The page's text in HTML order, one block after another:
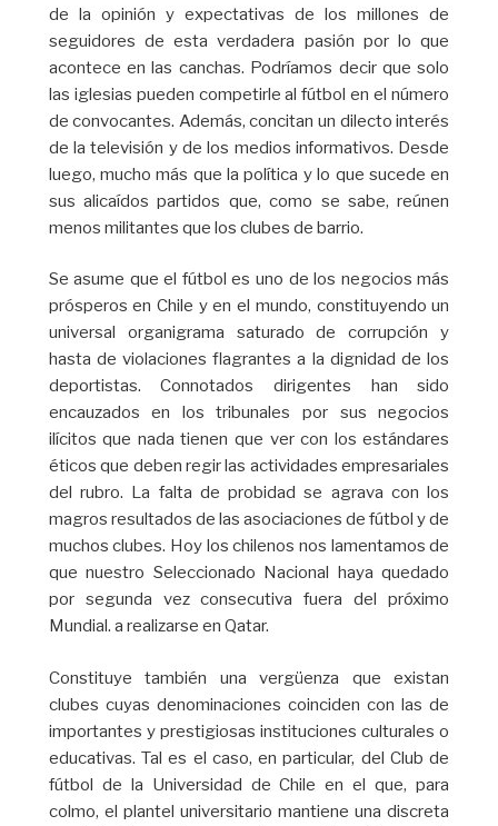
de la opinión y expectativas de los millones de
seguidores de esta verdadera pasión por lo que
acontece en las canchas. Podríamos decir que solo
las iglesias pueden competirle al fútbol en el número
de convocantes. Además, concitan un dilecto interés
de la televisión y de los medios informativos. Desde
luego, mucho más que la política y lo que sucede en
sus alicaídos partidos que, como se sabe, reúnen
menos militantes que los clubes de barrio.
Se asume que el fútbol es uno de los negocios más
prósperos en Chile y en el mundo, constituyendo un
universal organigrama saturado de corrupción y
hasta de violaciones flagrantes a la dignidad de los
deportistas. Connotados dirigentes han sido
encauzados en los tribunales por sus negocios
ilícitos que nada tienen que ver con los estándares
éticos que deben regir las actividades empresariales
del rubro. La falta de probidad se agrava con los
magros resultados de las asociaciones de fútbol y de
muchos clubes. Hoy los chilenos nos lamentamos de
que nuestro Seleccionado Nacional haya quedado
por segunda vez consecutiva fuera del próximo
Mundial. a realizarse en Qatar.
Constituye también una vergüenza que existan
clubes cuyas denominaciones coinciden con las de
importantes y prestigiosas instituciones culturales o
educativas. Tal es el caso, en particular, del Club de
fútbol de la Universidad de Chile en el que, para
colmo, el plantel universitario mantiene una discreta